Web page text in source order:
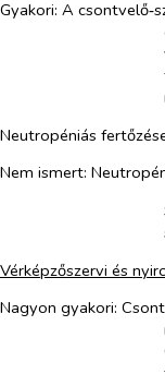
Gyakori: A
Neutropéniás
Nem ismert:
Vérképzőszervi és
Nagyon gyakori: